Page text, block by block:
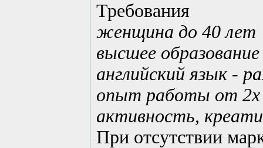
Требования
женщина до 40 лет
высшее
английский язык -
опыт работы от 2х
активность,
При отсутствии